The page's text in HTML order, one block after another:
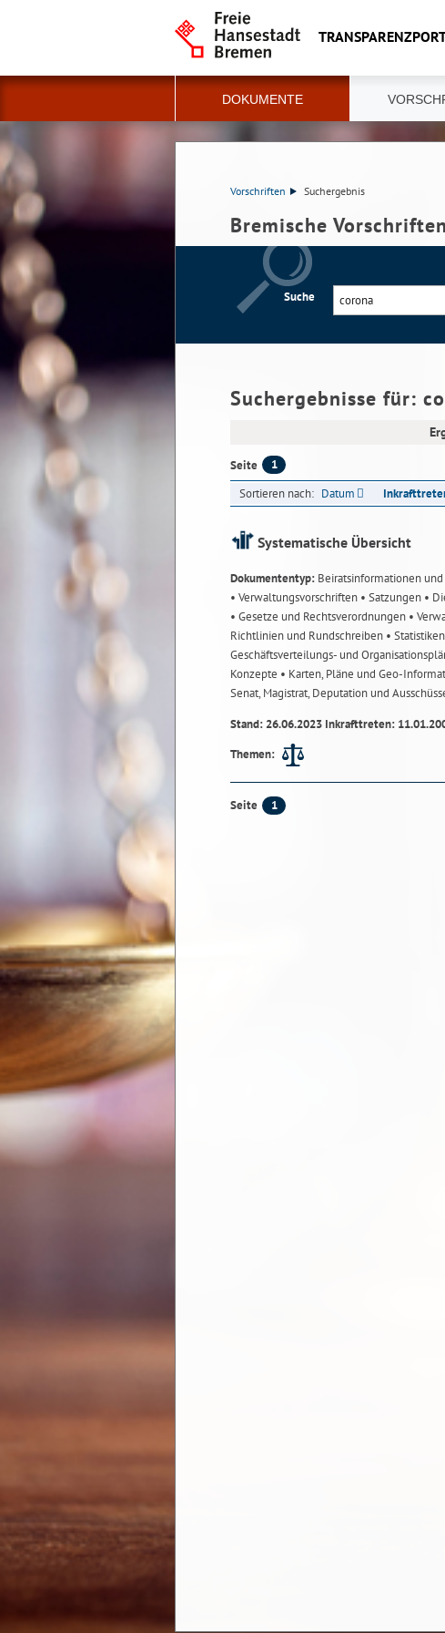
DOKUMENTE
Vorschriften Suchergebnis
Bremische Vorschriften
Suche
Suchergebnisse für:
Seite 1
Sortieren nach: Datum
Systematische Übersicht
Dokumententyp: Beiratsinformationen
• Verwaltungsvorschriften • Satzungen •
• Gesetze und Rechtsverordnungen •
Richtlinien und Rundschreiben • Statistiken
Geschäftsverteilungs- und
Konzepte • Karten, Pläne und Geo-
Senat, Magistrat, Deputation und
Stand: 26.06.2023 Inkrafttreten:
Themen:
Seite 1